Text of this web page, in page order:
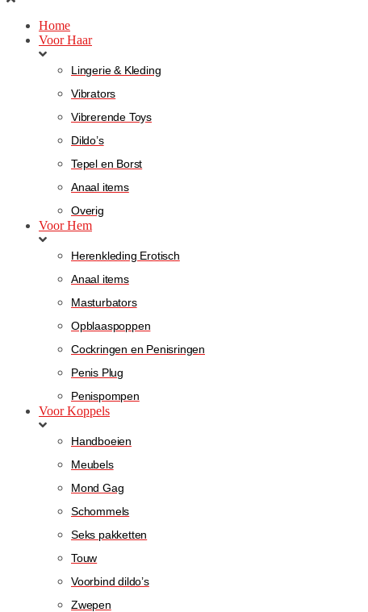
Home
Voor Haar
Lingerie & Kleding
Vibrators
Vibrerende Toys
Dildo’s
Tepel en Borst
Anaal items
Overig
Voor Hem
Herenkleding Erotisch
Anaal items
Masturbators
Opblaaspoppen
Cockringen en Penisringen
Penis Plug
Penispompen
Voor Koppels
Handboeien
Meubels
Mond Gag
Schommels
Seks pakketten
Touw
Voorbind dildo’s
Zwepen